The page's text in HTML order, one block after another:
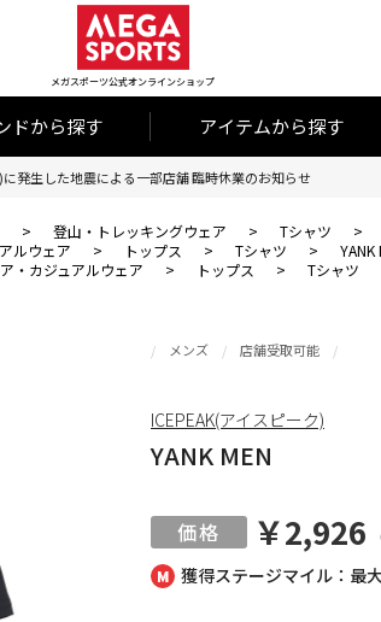
メガスポーツ公式オンラインショップ
ドから探す アイテムから探す
発生した地震による一部店舗 臨時休業のお知らせ
> 登山・トレッキングウェア > Tシャツ >
ルウェア > トップス > Tシャツ >
YANK
・カジュアルウェア > トップス > Tシャツ
獲得ステージマイル：最
メンズ 店舗受取可能
YANK MEN
￥2,926
ICEPEAK(アイスピーク)